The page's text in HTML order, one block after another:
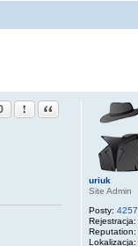
uriuk
Site Admin
Posty: 4257
Rejestracja:
Reputation:
Lokalizacja:
Zgłoś ten post
Cytuj